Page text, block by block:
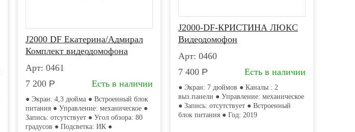
J2000 DF Екатерина/Адмирал
Комплект видеодомофона
Арт: 0461
7 200 Р Есть в наличии
● Экран: 4,3 дюйма ● Встроенный блок
питания ● Управление: механическое ●
Запись: отсутствует ● Угол обзора: 80
градусов ● Подсветка: ИК ●
J2000-DF-КРИСТИНА ЛЮКС
Видеодомофон
Арт: 0460
7 400 Р Есть в наличии
● Экран: 7 дюймов ● Каналы : 2
выз.панели ● Управление: механическое
● Запись: отсутствует ● Встроенный
блок питания ● Год: 2019